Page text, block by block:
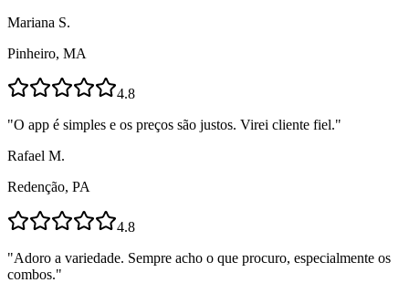
Mariana S.
Pinheiro, MA
4.8
"O app é simples e os preços são justos. Virei cliente fiel."
Rafael M.
Redenção, PA
4.8
"Adoro a variedade. Sempre acho o que procuro, especialmente os
combos."